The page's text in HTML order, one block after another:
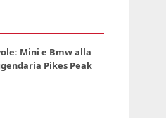
Mini e Bmw alla
Pikes Peak